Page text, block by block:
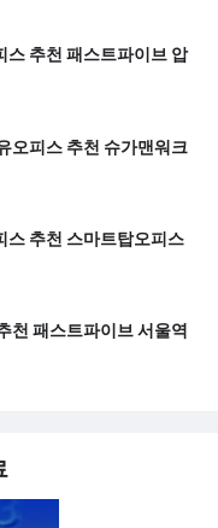
스 추천 패스트파이브 압
오피스 추천 슈가맨워크
스 추천 스마트탑오피스
천 패스트파이브 서울역